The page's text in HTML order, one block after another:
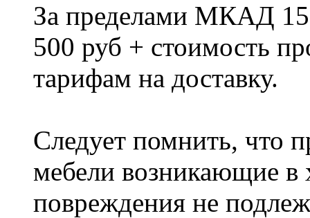
За пределами МКАД
500 руб + стоимость
тарифам на доставку.
Следует помнить, что
мебели возникающие в
повреждения не